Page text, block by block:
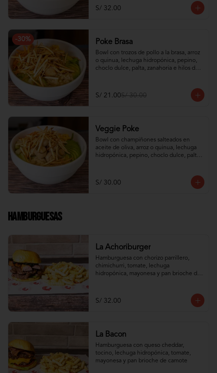
S/ 32.00
-30% Poke Brasa
Bowl con trozos de pollo a la brasa, arroz
o quinua, lechuga hidropónica, pepino,
choclo dulce, palta, zanahoria e hilos de
S/ 21.00S/ 30.00
Veggie Poke
Bowl con champiñones salteados en
aceite de oliva, arroz o quinua, lechuga
hidropónica, pepino, choclo dulce, palta,
S/ 30.00
Hamburguesas
La Achoriburger
Hamburguesa con chorizo parrillero,
chimichurri, tomate, lechuga
hidropónica, mayonesa y pan brioche de
S/ 32.00
La Bacon
Hamburguesa con queso cheddar,
tocino, lechuga hidropónica, tomate,
mayonesa y pan brioche de camote